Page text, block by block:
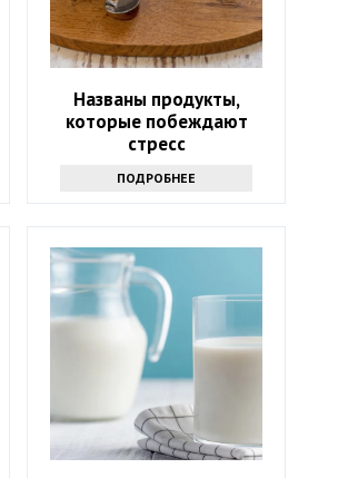
Названы продукты,
которые побеждают
стресс
ПОДРОБНЕЕ